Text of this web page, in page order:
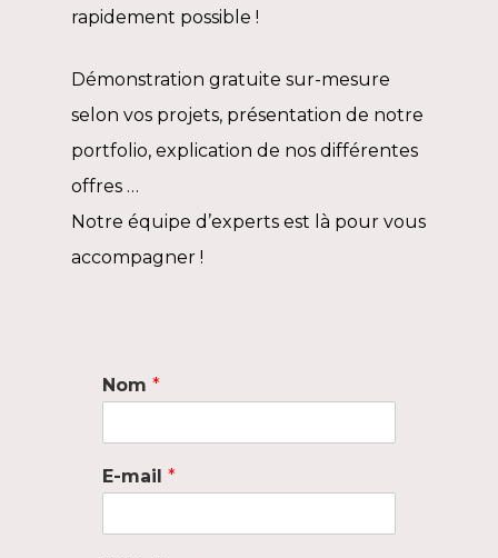
rapidement possible !
Démonstration gratuite sur-mesure
selon vos projets, présentation de notre
portfolio, explication de nos différentes
offres …
Notre équipe d’experts est là pour vous
accompagner !
Nom *
E-mail *